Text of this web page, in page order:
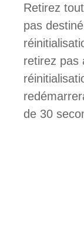
Retirez
pas
retirez pas
de 30